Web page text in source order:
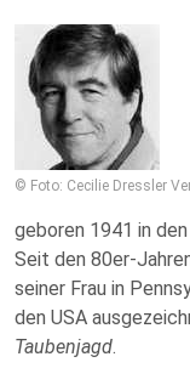
© Foto: Cecilie Dressler
geboren 1941 in
Seit den 80er-
seiner Frau in
den USA
Taubenjagd.